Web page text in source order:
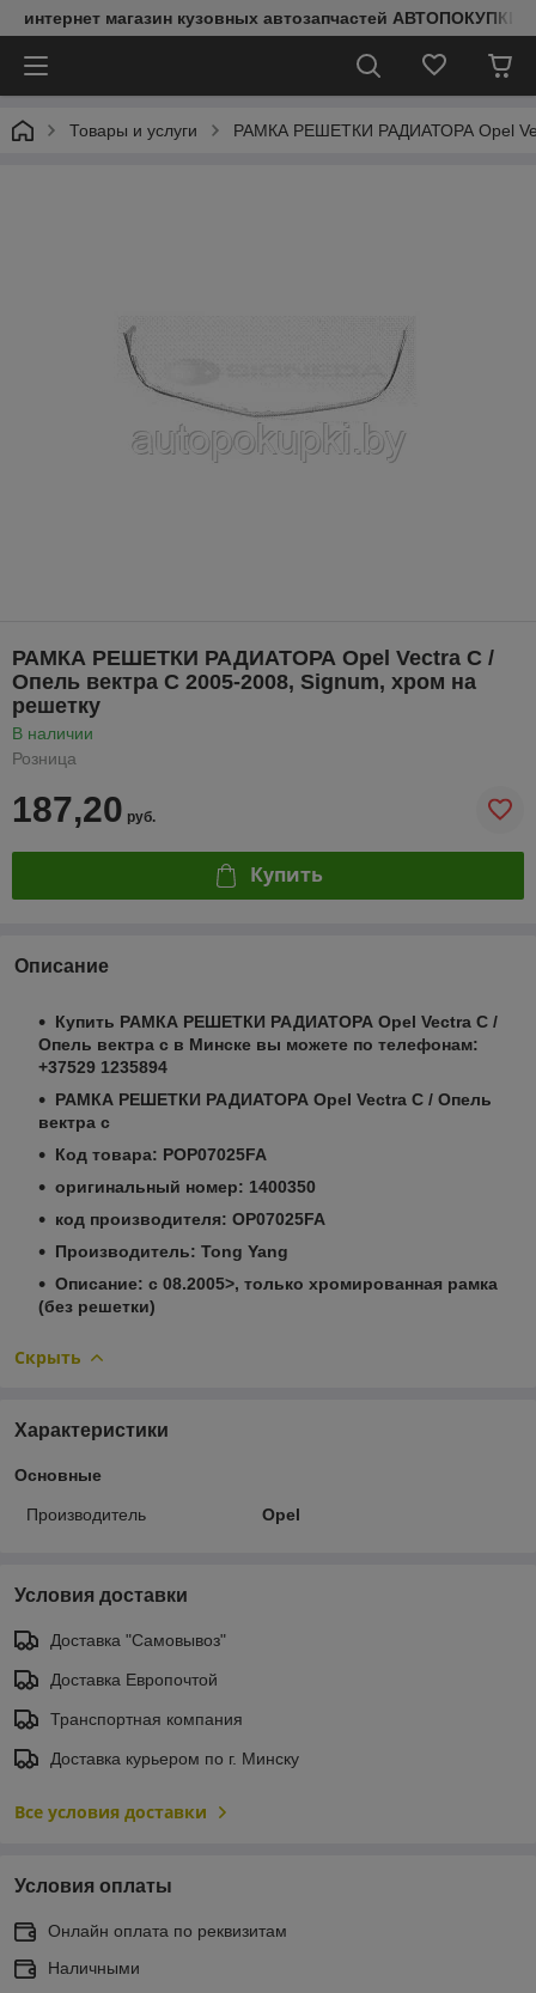
интернет магазин кузовных автозапчастей АВТОПОКУПКИ
Товары и услуги РАМКА РЕШЕТКИ РАДИАТОРА Opel
РАМКА РЕШЕТКИ РАДИАТОРА Opel Vectra C /
Опель вектра С 2005-2008, Signum, хром на
решетку
В наличии
Розница
187,20 руб.
Купить
Описание
Купить РАМКА РЕШЕТКИ РАДИАТОРА Opel Vectra C /
Опель вектра с в Минске вы можете по телефонам:
+37529 1235894
РАМКА РЕШЕТКИ РАДИАТОРА Opel Vectra C / Опель
вектра с
Код товара: POP07025FA
оригинальный номер: 1400350
код производителя: OP07025FA
Производитель: Tong Yang
Описание: с 08.2005>, только хромированная рамка
(без решетки)
Скрыть
Характеристики
Основные
Производитель Opel
Условия доставки
Доставка "Самовывоз"
Доставка Европочтой
Транспортная компания
Доставка курьером по г. Минску
Все условия доставки
Условия оплаты
Онлайн оплата по реквизитам
Наличными